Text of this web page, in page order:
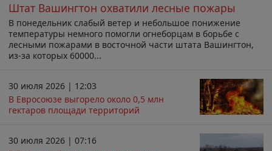
Штат Вашингтон охватили лесные пожары
В понедельник слабый ветер и небольшое понижение
температуры немного помогли огнеборцам в борьбе с
лесными пожарами в восточной части штата Вашингтон,
из-за которых 60000...
30 июля 2026 | 12:03
В Евросоюзе выгорело около 0,5 млн
гектаров площади территорий
30 июля 2026 | 07:16